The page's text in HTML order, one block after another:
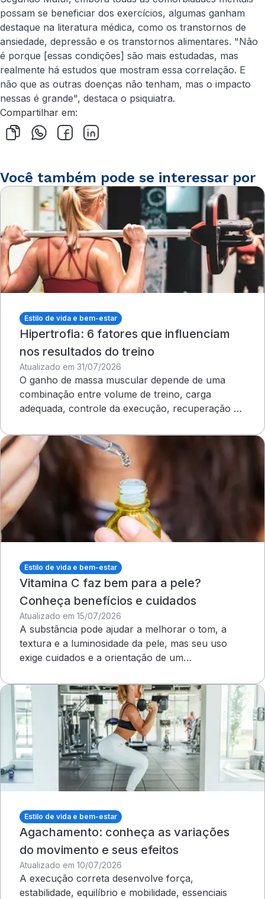
possam se beneficiar dos exercícios, algumas ganham
destaque na literatura médica, como os transtornos de
ansiedade, depressão e os transtornos alimentares. "Não
é porque [essas condições] são mais estudadas, mas
realmente há estudos que mostram essa correlação. E
não que as outras doenças não tenham, mas o impacto
nessas é grande", destaca o psiquiatra.
Compartilhar em:
Você também pode se interessar por
Estilo de vida e bem-estar
Hipertrofia: 6 fatores que influenciam
nos resultados do treino
Atualizado em 31/07/2026
O ganho de massa muscular depende de uma
combinação entre volume de treino, carga
adequada, controle da execução, recuperação e
Estilo de vida e bem-estar
Vitamina C faz bem para a pele?
Conheça benefícios e cuidados
Atualizado em 15/07/2026
A substância pode ajudar a melhorar o tom, a
textura e a luminosidade da pele, mas seu uso
exige cuidados e a orientação de um
Estilo de vida e bem-estar
Agachamento: conheça as variações
do movimento e seus efeitos
Atualizado em 10/07/2026
A execução correta desenvolve força,
estabilidade, equilíbrio e mobilidade, essenciais